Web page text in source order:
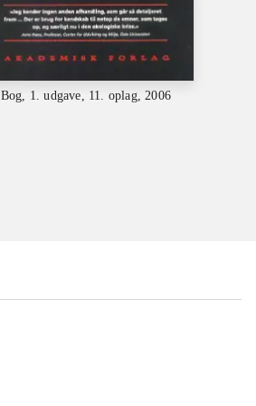
Bog, 1. udgave, 11. oplag, 2006